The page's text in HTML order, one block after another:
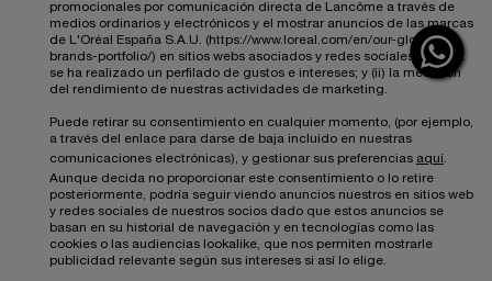
promocionales por comunicación directa de Lancôme a través de
medios ordinarios y electrónicos y el mostrar anuncios de las marcas
de L'Oréal España S.A.U. (https://www.loreal.com/en/our-global-
brands-portfolio/) en sitios webs asociados y redes sociales una vez
se ha realizado un perfilado de gustos e intereses; y (ii) la medición
del rendimiento de nuestras actividades de marketing.
Puede retirar su consentimiento en cualquier momento, (por ejemplo,
a través del enlace para darse de baja incluido en nuestras
comunicaciones electrónicas), y gestionar sus preferencias aquí.
Aunque decida no proporcionar este consentimiento o lo retire
posteriormente, podría seguir viendo anuncios nuestros en sitios web
y redes sociales de nuestros socios dado que estos anuncios se
basan en su historial de navegación y en tecnologías como las
cookies o las audiencias lookalike, que nos permiten mostrarle
publicidad relevante según sus intereses si así lo elige.